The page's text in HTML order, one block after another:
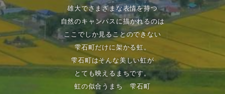
雄大でさまざまな表情を持つ
自然のキャンパスに描かれるのは
ここでしか見ることのできない
雫石町だけに架かる虹。
雫石町はそんな美しい虹が
とても映えるまちです。
虹の似合うまち 雫石町